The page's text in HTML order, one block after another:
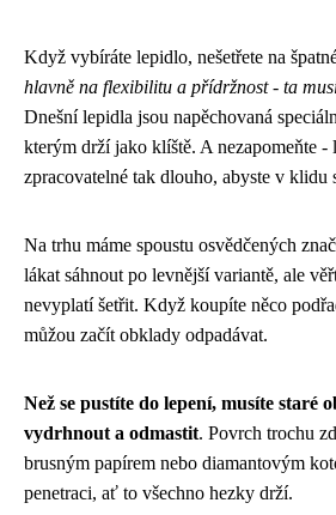
Když vybíráte lepidlo, nešetřete na
hlavně na flexibilitu a přídržnost - ta
Dnešní lepidla jsou napěchovaná
kterým drží jako klíště. A nezapomeňte -
zpracovatelné tak dlouho, abyste v klidu
Na trhu máme spoustu osvědčených
lákat sáhnout po levnější variantě, ale
nevyplatí šetřit. Když koupíte něco
můžou začít obklady odpadávat.
Než se pustíte do lepení, musíte staré
vydrhnout a odmastit. Povrch trochu
brusným papírem nebo diamantovým
penetraci, ať to všechno hezky drží.